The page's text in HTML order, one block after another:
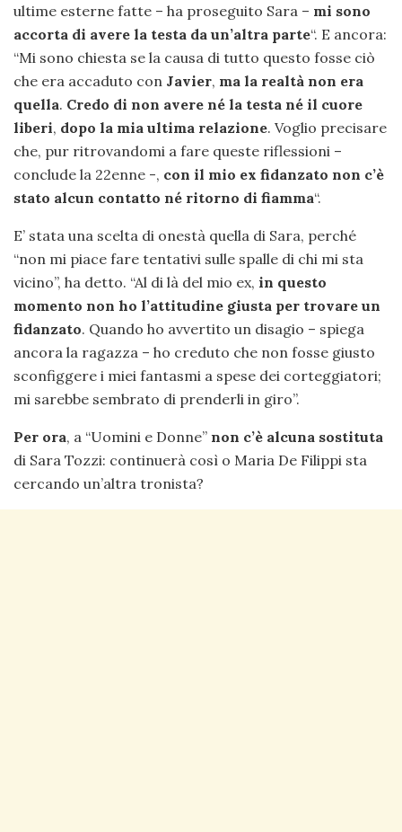
ultime esterne fatte – ha proseguito Sara – mi sono
accorta di avere la testa da un’altra parte“. E ancora:
“Mi sono chiesta se la causa di tutto questo fosse ciò
che era accaduto con Javier, ma la realtà non era
quella. Credo di non avere né la testa né il cuore
liberi, dopo la mia ultima relazione. Voglio precisare
che, pur ritrovandomi a fare queste riflessioni –
conclude la 22enne -, con il mio ex fidanzato non c’è
stato alcun contatto né ritorno di fiamma“.
E’ stata una scelta di onestà quella di Sara, perché
“non mi piace fare tentativi sulle spalle di chi mi sta
vicino”, ha detto. “Al di là del mio ex, in questo
momento non ho l’attitudine giusta per trovare un
fidanzato. Quando ho avvertito un disagio – spiega
ancora la ragazza – ho creduto che non fosse giusto
sconfiggere i miei fantasmi a spese dei corteggiatori;
mi sarebbe sembrato di prenderli in giro”.
Per ora, a “Uomini e Donne” non c’è alcuna sostituta
di Sara Tozzi: continuerà così o Maria De Filippi sta
cercando un’altra tronista?